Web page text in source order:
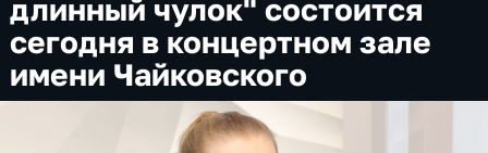
длинный чулок" состоится
сегодня в концертном зале
имени Чайковского